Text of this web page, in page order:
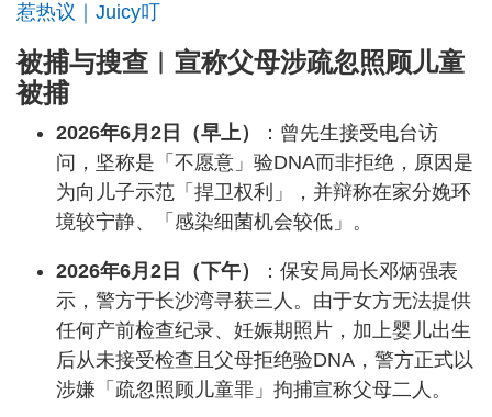
惹热议｜Juicy叮
被捕与搜查︱宣称父母涉疏忽照顾儿童
被捕
2026年6月2日（早上）
：曾先生接受电台访
问，坚称是「不愿意」验DNA而非拒绝，原因是
为向儿子示范「捍卫权利」，并辩称在家分娩环
境较宁静、「感染细菌机会较低」。
2026年6月2日（下午）
：保安局局长邓炳强表
示，警方于长沙湾寻获三人。由于女方无法提供
任何产前检查纪录、妊娠期照片，加上婴儿出生
后从未接受检查且父母拒绝验DNA，警方正式以
涉嫌「疏忽照顾儿童罪」拘捕宣称父母二人。